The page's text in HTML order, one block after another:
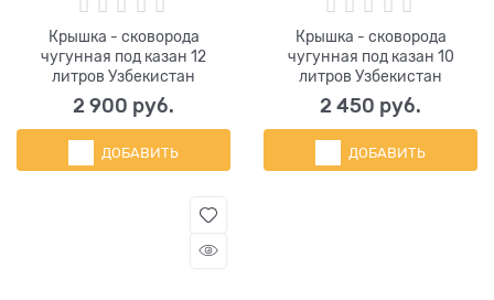
Крышка - сковорода
чугунная под казан 12
литров Узбекистан
2 900 руб.
ДОБАВИТЬ
Крышка - сковорода
чугунная под казан 10
литров Узбекистан
2 450 руб.
ДОБАВИТЬ